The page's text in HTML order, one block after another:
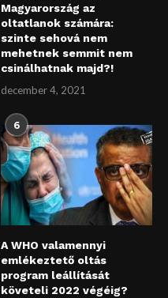
Magyarország az
oltatlanok számára:
szinte sehová nem
mehetnek semmit nem
csinálhatnak majd?!
december 4, 2021
6
A WHO valamennyi
emlékeztető oltás
program leállítását
követeli 2022 végéig?